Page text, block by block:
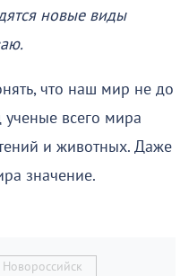
новые виды
что наш мир не до
всего мира
и животных. Даже
значение.